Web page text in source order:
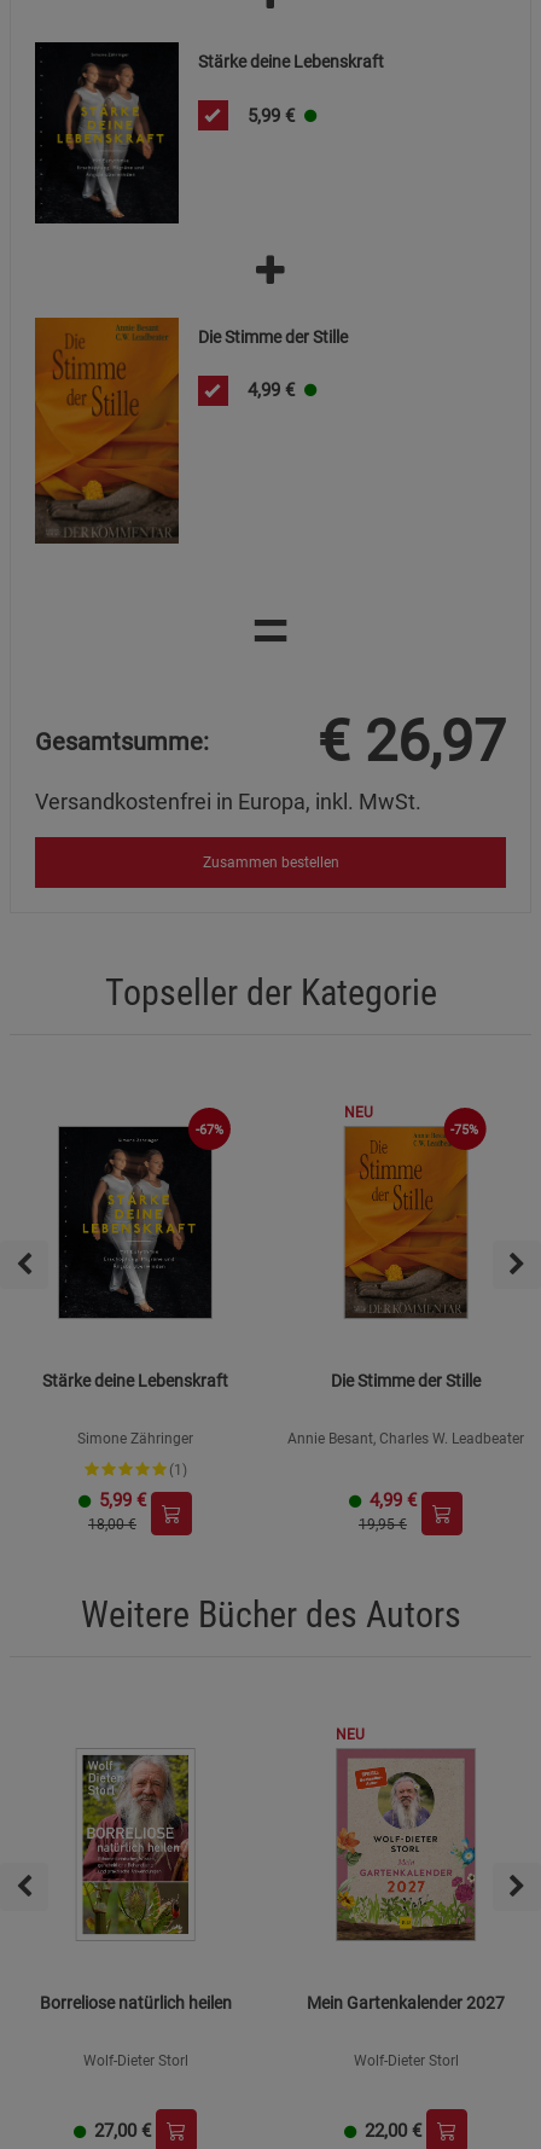
Stärke deine Lebenskraft
5,99 €
Die Stimme der Stille
4,99 €
=
Gesamtsumme: € 26,97
Versandkostenfrei in Europa, inkl. MwSt.
Zusammen bestellen
Topseller der Kategorie
-67%
Stärke deine Lebenskraft
Simone Zähringer
(1)
5,99 €
18,00 €
NEU
-75%
Die Stimme der Stille
Annie Besant, Charles W. Leadbeater
4,99 €
19,95 €
Weitere Bücher des Autors
Borreliose natürlich heilen
Wolf-Dieter Storl
27,00 €
NEU
Mein Gartenkalender 2027
Wolf-Dieter Storl
22,00 €
Statistik Cookies (2)
Beschreibung Statistik Cookies
Cookie-Informationenanzeigen
Marketing Cookies (3)
Beschreibung Marketing Cookies
Cookie-Informationen